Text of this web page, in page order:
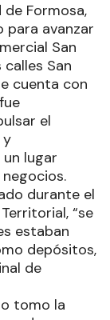
Formosa,
para avanzar
San
San
cuenta con
el
y
lugar
durante el
“se
estaban
depósitos,
de
tomo la